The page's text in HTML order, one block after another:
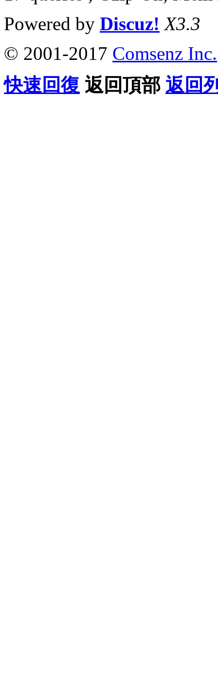
Powered by Discuz! X3.3
© 2001-2017 Comsenz Inc.
快速回復 返回頂部 返回